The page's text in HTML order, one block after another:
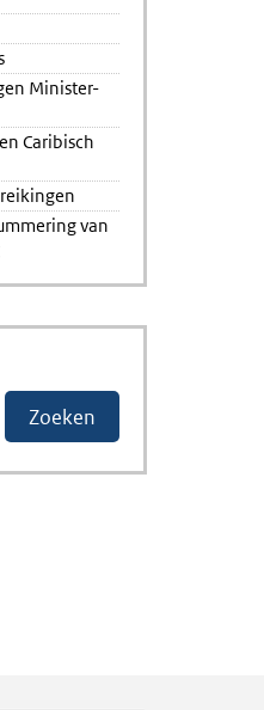
Minister-
Caribisch
van